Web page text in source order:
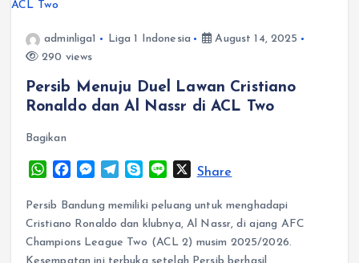
adminliga1 Liga 1 Indonesia
August 14, 2025
290 views
Persib Menuju Duel Lawan Cristiano
Ronaldo dan Al Nassr di ACL Two
Bagikan
W
a
t
s
A
c
e
b
o
M
s
s
e
n
l
e
g
r
y
p
e
n
e
XShare
Persib Bandung memiliki peluang untuk menghadapi
Cristiano Ronaldo dan klubnya, Al Nassr, di ajang AFC
Champions League Two (ACL 2) musim 2025/2026.